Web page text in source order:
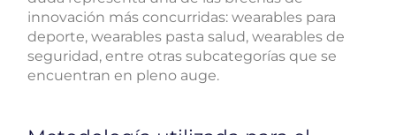
innovación más concurridas: wearables para
deporte, wearables pasta salud, wearables de
seguridad, entre otras subcategorías que se
encuentran en pleno auge.